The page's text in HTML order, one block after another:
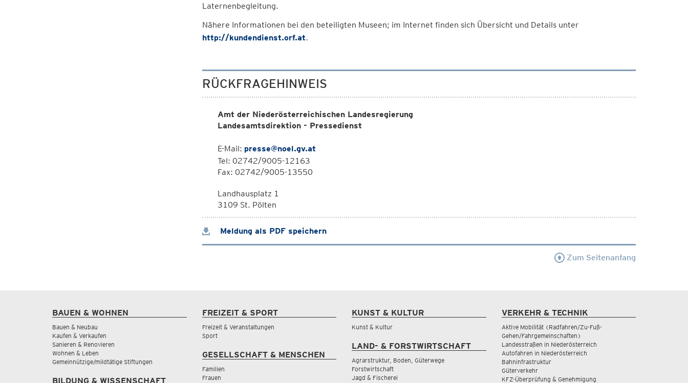
Laternenbegleitung.
Nähere Informationen bei den beteiligten Museen; im Internet finden sich Übersicht und Details unter
http://kundendienst.orf.at.
RÜCKFRAGEHINWEIS
Amt der Niederösterreichischen Landesregierung
Landesamtsdirektion - Pressedienst
E-Mail: presse@noel.gv.at
Tel: 02742/9005-12163
Fax: 02742/9005-13550
Landhausplatz 1
3109 St. Pölten
Meldung als PDF speichern
Zum Seitenanfang
BAUEN & WOHNEN
Bauen & Neubau
Kaufen & Verkaufen
Sanieren & Renovieren
Wohnen & Leben
Gemeinnützige/mildtätige Stiftungen
BILDUNG & WISSENSCHAFT
FREIZEIT & SPORT
Freizeit & Veranstaltungen
Sport
GESELLSCHAFT & MENSCHEN
Familien
Frauen
KUNST & KULTUR
Kunst & Kultur
LAND- & FORSTWIRTSCHAFT
Agrarstruktur, Boden, Güterwege
Forstwirtschaft
Jagd & Fischerei
VERKEHR & TECHNIK
Aktive Mobilität (Radfahren/Zu-Fuß-
Gehen/Fahrgemeinschaften)
Landesstraßen in Niederösterreich
Autofahren in Niederösterreich
Bahninfrastruktur
Güterverkehr
KFZ-Überprüfung & Genehmigung